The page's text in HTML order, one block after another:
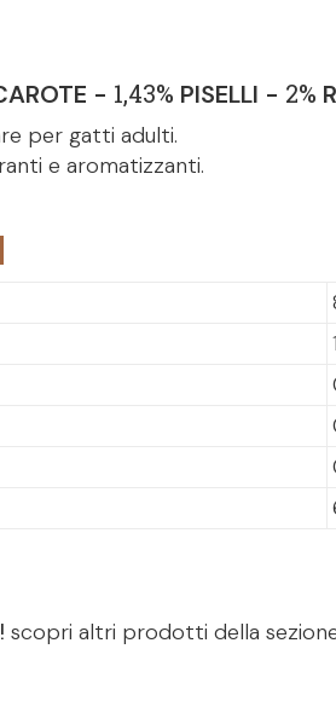
- 1,43% PISELLI - 2%
per gatti adulti.
e aromatizzanti.
scopri altri prodotti della